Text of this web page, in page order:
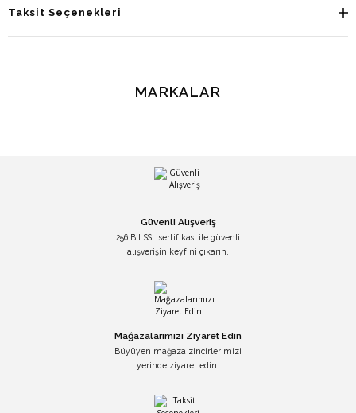
Taksit Seçenekleri
MARKALAR
Güvenli Alışveriş
256 Bit SSL sertifikası ile güvenli
alışverişin keyfini çıkarın.
Mağazalarımızı Ziyaret Edin
Büyüyen mağaza zincirlerimizi
yerinde ziyaret edin.